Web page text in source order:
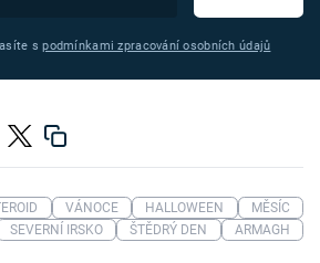
spodmínkami zpracování osobních údajů
VÁNOCE HALLOWEEN
MĚSÍC
SEVERNÍ IRSKO
ŠTĚDRÝ DEN ARMAGH